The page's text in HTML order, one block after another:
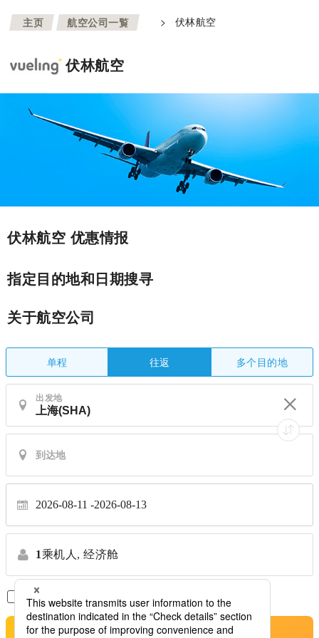
主页 >
航空公司一覧 > 伏林航空
伏林航空
伏林航空 优惠情报
指定目的地和日期搜寻
关于航空公司
单程 往返 多个目的地
出发地
2026-08-11 2026-08-13
1乘机人, 经济舱
仅显示直达航班
搜索